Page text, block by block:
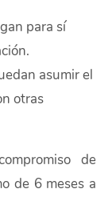
para sí
asumir el
otras
de
de 6 meses a